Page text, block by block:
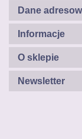
Dane
Informacje
O sklepie
Newsletter